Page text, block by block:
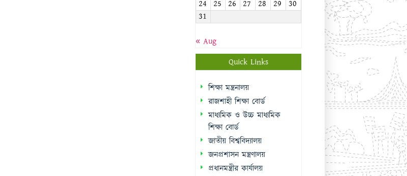
24
25 26 27 28 29
30
31
« Aug
Quick Links
শিক্ষা মন্ত্রনালয়
রাজশাহী শিক্ষা বোর্ড
মাধ্যমিক ও উচ্চ মাধ্যমিক
শিক্ষা বোর্ড
জাতীয় বিশ্ববিদ্যালয়
জনপ্রশাসন মন্ত্রণালয়
প্রধানমন্ত্রীর কার্যালয়